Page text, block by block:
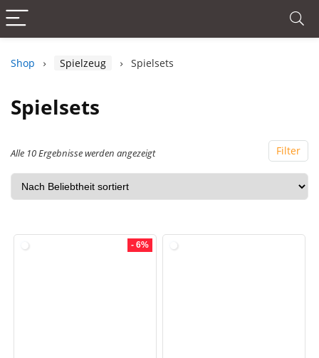
Shop Spielzeug Spielsets
Spielsets
Filter
Alle 10 Ergebnisse werden angezeigt
- 6%